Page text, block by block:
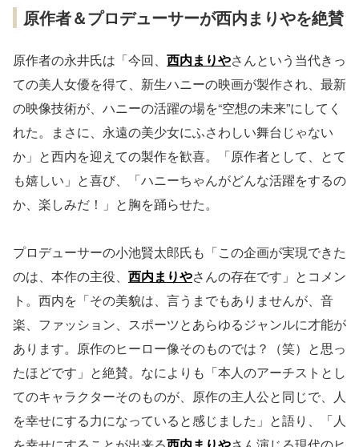
原作者＆プロデューサーが西内まりやを絶賛
原作者の永井氏は「今回、 西内まりやさんという当代きっ
ての美人女優を得て、新生ハニーの映画が製作され、最新
の映像技術が、ハニーの活躍の場を“空想の未来”にしてく
れた。まさに、永遠の美少女にふさわしい舞台じゃない
か」と西内を迎えての製作を歓喜。「原作者として、とて
も嬉しい」と喜び、「ハニーちゃんがどんな活躍をするの
か、楽しみだ！」と胸を踊らせた。
プロデューサーの小池賢太郎氏も「この企画が実現できた
のは、本作の主役、 西内まりやさんの存在です」とコメン
ト。西内を「その美貌は、言うまでもありませんが、音
楽、ファッション、スポーツとあらゆるジャンルに才能が
あります。原作のヒーロー像そのものでは？（笑）と思っ
たほどです」と絶賛。なによりも「本人のアーチストとし
てのキャラクターそのものが、原作の主人公と同じで、人
を幸せにする力になっていると感じました」と語り、「人